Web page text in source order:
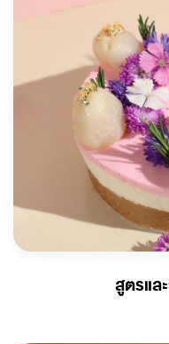
สูตรแล